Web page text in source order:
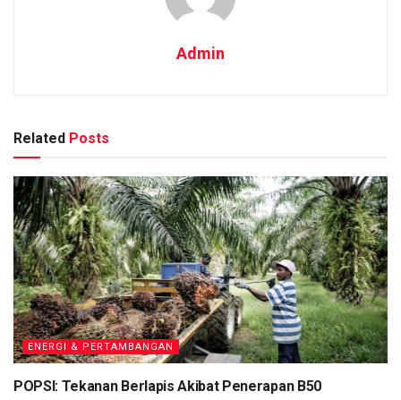
Admin
Related Posts
ENERGI & PERTAMBANGAN
POPSI: Tekanan Berlapis Akibat Penerapan B50